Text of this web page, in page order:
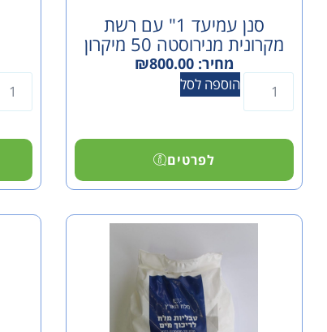
סנן עמיעד 1" עם רשת
מקרונית מנירוסטה 50 מיקרון
מחיר: ₪800.00
הוספה לסל
לפרטים